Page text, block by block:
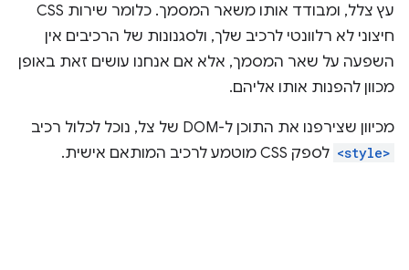
עץ צלל, ומבודד אותו משאר המסמך. כלומר שירות CSS
חיצוני לא רלוונטי לרכיב שלך, ולסגנונות של הרכיבים אין
השפעה על שאר המסמך, אלא אם אנחנו עושים זאת באופן
מכוון להפנות אותו אליהם.
מכיוון שצירפנו את התוכן ל-DOM של צל, נוכל לכלול רכיב
<style> לספק CSS מוטמע לרכיב המותאם אישית.